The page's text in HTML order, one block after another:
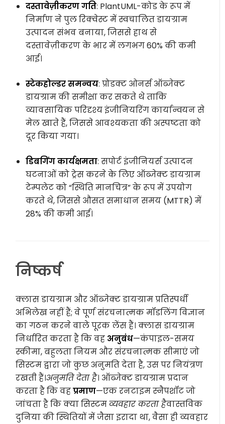
दस्तावेज़ीकरण गति: PlantUML-कोड के रूप में
निर्माण ने पुल रिक्वेस्ट में स्वचालित डायग्राम
उत्पादन संभव बनाया, जिससे हाथ से
दस्तावेज़ीकरण के भार में लगभग 60% की कमी
आई।
स्टेकहोल्डर समन्वय: प्रोडक्ट ओनर्स ऑब्जेक्ट
डायग्राम की समीक्षा कर सकते थे ताकि
व्यावसायिक परिदृश्य इंजीनियरिंग कार्यान्वयन से
मेल खाते हैं, जिससे आवश्यकता की अस्पष्टता को
दूर किया गया।
डिबगिंग कार्यक्षमता: सपोर्ट इंजीनियर्स उत्पादन
घटनाओं को ट्रेस करने के लिए ऑब्जेक्ट डायग्राम
टेम्पलेट को “स्थिति मानचित्र” के रूप में उपयोग
करते थे, जिससे औसत समाधान समय (MTTR) में
28% की कमी आई।
निष्कर्ष
क्लास डायग्राम और ऑब्जेक्ट डायग्राम प्रतिस्पर्धी
अभिलेख नहीं हैं; वे पूर्ण संरचनात्मक मॉडलिंग विज्ञान
का गठन करने वाले पूरक लेंस हैं। क्लास डायग्राम
निर्धारित करता है कि वह अनुबंध—कंपाइल-समय
स्कीमा, बहुलता नियम और संरचनात्मक सीमाएं जो
सिस्टम द्वारा जो कुछ अनुमति देता है, उस पर नियंत्रण
रखती हैं।अनुमति देता है। ऑब्जेक्ट डायग्राम प्रदान
करता है कि वहप्रमाण—एक रनटाइम स्नैपशॉट जो
जांचता है कि क्या सिस्टमव्यवहार करता हैवास्तविक
दुनिया की स्थितियों में जैसा इरादा था, वैसा ही व्यवहार